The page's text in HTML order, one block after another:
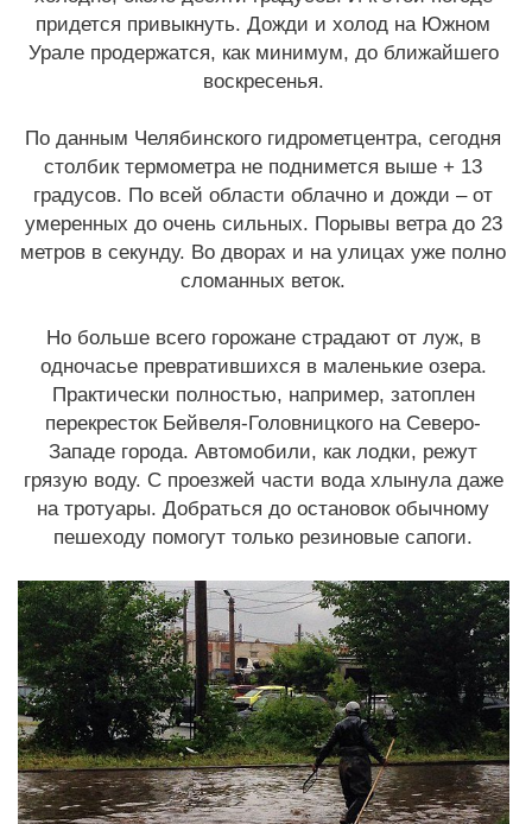
придется привыкнуть. Дожди и холод на Южном
Урале продержатся, как минимум, до ближайшего
воскресенья.
По данным Челябинского гидрометцентра, сегодня
столбик термометра не поднимется выше + 13
градусов. По всей области облачно и дожди – от
умеренных до очень сильных. Порывы ветра до 23
метров в секунду. Во дворах и на улицах уже полно
сломанных веток.
Но больше всего горожане страдают от луж, в
одночасье превратившихся в маленькие озера.
Практически полностью, например, затоплен
перекресток Бейвеля-Головницкого на Северо-
Западе города. Автомобили, как лодки, режут
грязую воду. С проезжей части вода хлынула даже
на тротуары. Добраться до остановок обычному
пешеходу помогут только резиновые сапоги.